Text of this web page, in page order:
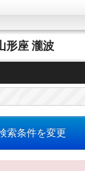
形座 瀧波
索条件を変更